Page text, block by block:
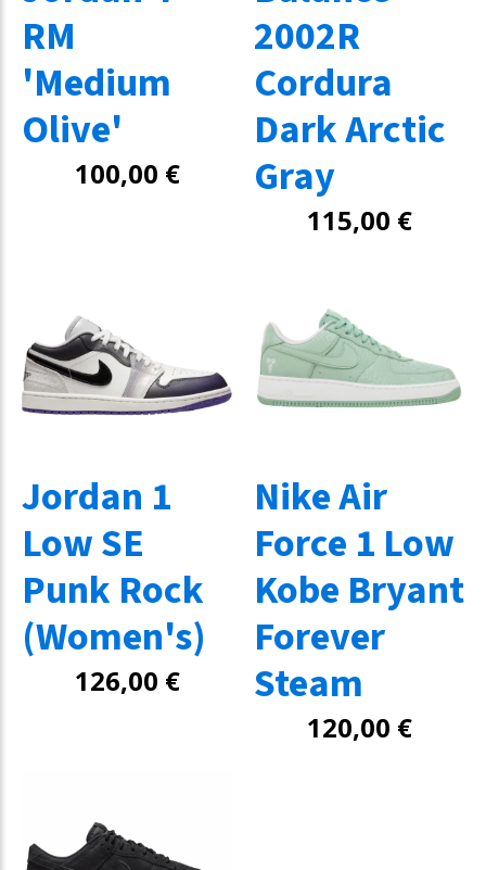
RM
'Medium
Olive'
100,00 €
2002R
Cordura
Dark Arctic
Gray
115,00 €
Jordan 1
Low SE
Punk Rock
(Women's)
126,00 €
Nike Air
Force 1 Low
Kobe Bryant
Forever
Steam
120,00 €